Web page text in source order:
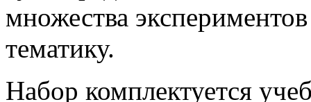
множества
тематику.
Набор комплектуется